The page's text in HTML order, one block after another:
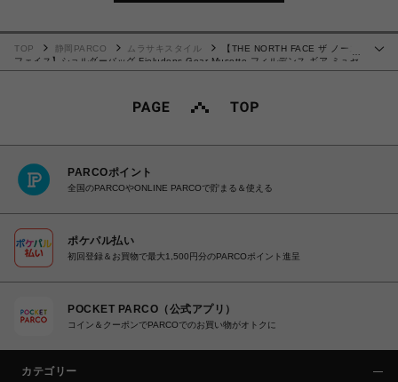
…
TOP 静岡PARCO ムラサキスタイル
【THE NORTH FACE ザ ノース
フェイス】ショルダーバッグ Fieludens Gear Musette フィルデンス ギア ミュゼ
ット NM82206 K ブラック Fサイズ
PARCOポイント
全国のPARCOやONLINE PARCOで貯まる＆使える
ポケパル払い
初回登録＆お買物で最大1,500円分のPARCOポイント進呈
POCKET PARCO（公式アプリ）
コイン＆クーポンでPARCOでのお買い物がオトクに
カテゴリー